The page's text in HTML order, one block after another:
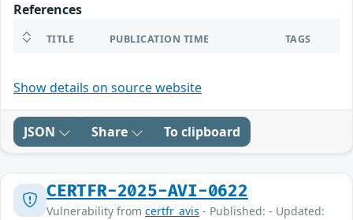
References
TITLE PUBLICATION TIME TAGS
Show details on source website
JSON Share To clipboard
CERTFR-2025-AVI-0622
Vulnerability from certfr_avis - Published: - Updated: